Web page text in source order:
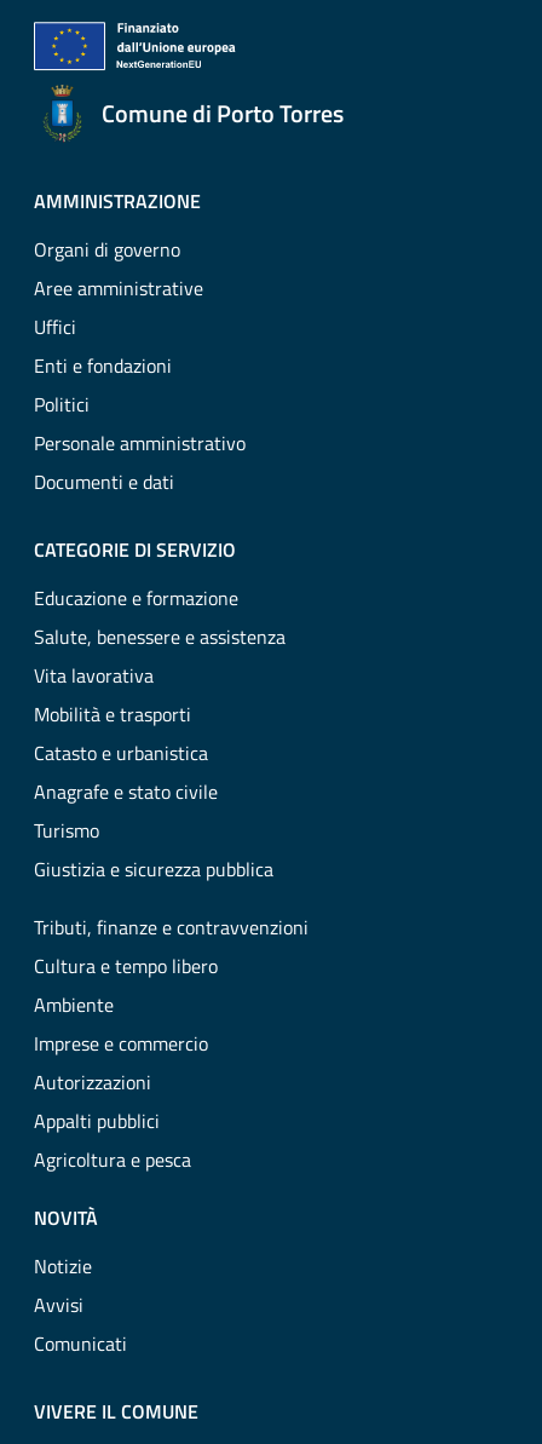
Comune di Porto Torres
AMMINISTRAZIONE
Organi di governo
Aree amministrative
Uffici
Enti e fondazioni
Politici
Personale amministrativo
Documenti e dati
CATEGORIE DI SERVIZIO
Educazione e formazione
Salute, benessere e assistenza
Vita lavorativa
Mobilità e trasporti
Catasto e urbanistica
Anagrafe e stato civile
Turismo
Giustizia e sicurezza pubblica
Tributi, finanze e contravvenzioni
Cultura e tempo libero
Ambiente
Imprese e commercio
Autorizzazioni
Appalti pubblici
Agricoltura e pesca
NOVITÀ
Notizie
Avvisi
Comunicati
VIVERE IL COMUNE